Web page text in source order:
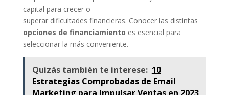
capital para crecer o
superar dificultades financieras. Conocer las distintas
opciones de financiamiento es esencial para
seleccionar la más conveniente.
Quizás también te interese: 10
Estrategias Comprobadas de Email
Marketing para Impulsar Ventas en 2023